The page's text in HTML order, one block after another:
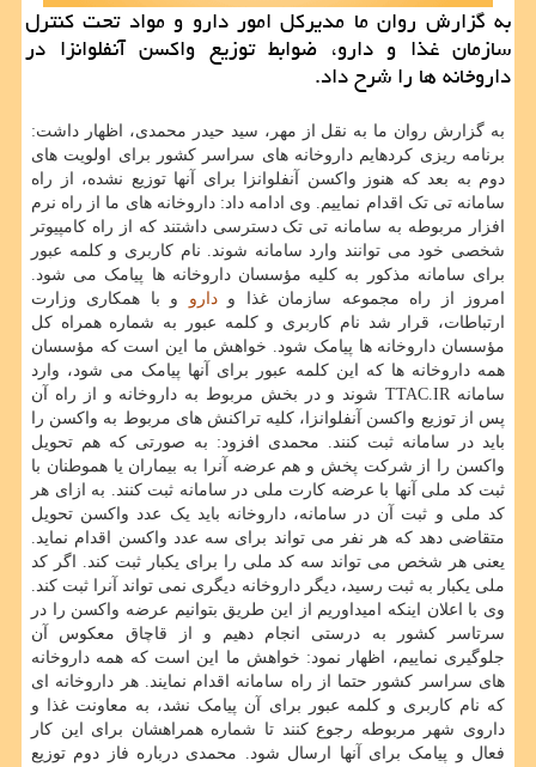
به گزارش روان ما مدیركل امور دارو و مواد تحت كنترل
سازمان غذا و دارو، ضوابط توزیع واكسن آنفلوانزا در
داروخانه ها را شرح داد.
به گزارش روان ما به نقل از مهر، سید حیدر محمدی، اظهار داشت:
برنامه ریزی کردهایم داروخانه های سراسر کشور برای اولویت های
دوم به بعد که هنوز واکسن آنفلوانزا برای آنها توزیع نشده، از راه
سامانه تی تک اقدام نماییم. وی ادامه داد: داروخانه های ما از راه نرم
افزار مربوطه به سامانه تی تک دسترسی داشتند که از راه کامپیوتر
شخصی خود می توانند وارد سامانه شوند. نام کاربری و کلمه عبور
برای سامانه مذکور به کلیه مؤسسان داروخانه ها پیامک می شود.
امروز از راه مجموعه سازمان غذا ودارو و با همکاری وزارت
ارتباطات، قرار شد نام کاربری و کلمه عبور به شماره همراه کل
مؤسسان داروخانه ها پیامک شود. خواهش ما این است که مؤسسان
همه داروخانه ها که این کلمه عبور برای آنها پیامک می شود، وارد
سامانه TTAC.IR شوند و در بخش مربوط به داروخانه و از راه آن
پس از توزیع واکسن آنفلوانزا، کلیه تراکنش های مربوط به واکسن را
باید در سامانه ثبت کنند. محمدی افزود: به صورتی که هم تحویل
واکسن را از شرکت پخش و هم عرضه آنرا به بیماران یا هموطنان با
ثبت کد ملی آنها با عرضه کارت ملی در سامانه ثبت کنند. به ازای هر
کد ملی و ثبت آن در سامانه، داروخانه باید یک عدد واکسن تحویل
متقاضی دهد که هر نفر می تواند برای سه عدد واکسن اقدام نماید.
یعنی هر شخص می تواند سه کد ملی را برای یکبار ثبت کند. اگر کد
ملی یکبار به ثبت رسید، دیگر داروخانه دیگری نمی تواند آنرا ثبت کند.
وی با اعلان اینکه امیداوریم از این طریق بتوانیم عرضه واکسن را در
سرتاسر کشور به درستی انجام دهیم و از قاچاق معکوس آن
جلوگیری نماییم، اظهار نمود: خواهش ما این است که همه داروخانه
های سراسر کشور حتما از راه سامانه اقدام نمایند. هر داروخانه ای
که نام کاربری و کلمه عبور برای آن پیامک نشد، به معاونت غذا و
داروی شهر مربوطه رجوع کنند تا شماره همراهشان برای این کار
فعال و پیامک برای آنها ارسال شود. محمدی درباره فاز دوم توزیع